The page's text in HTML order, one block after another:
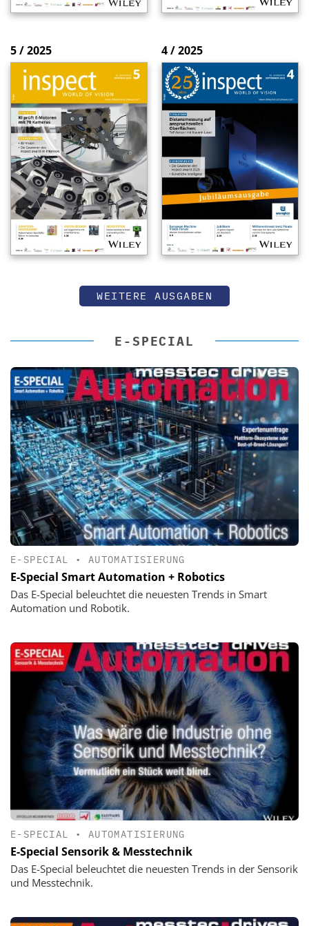
5 / 2025 4 / 2025
WEITERE AUSGABEN
E-SPECIAL
E-SPECIAL • AUTOMATISIERUNG
E-Special Smart Automation + Robotics
Das E-Special beleuchtet die neuesten Trends in Smart
Automation und Robotik.
E-SPECIAL • AUTOMATISIERUNG
E-Special Sensorik & Messtechnik
Das E-Special beleuchtet die neuesten Trends in der Sensorik
und Messtechnik.